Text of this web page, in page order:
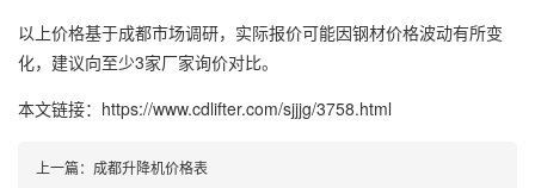
以上价格基于成都市场调研，实际报价可能因钢材价格波动有所变
化，建议向至少3家厂家询价对比。
本文链接：https://www.cdlifter.com/sjjjg/3758.html
上一篇： 成都升降机价格表